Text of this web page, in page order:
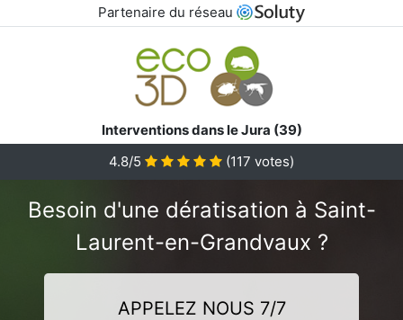
Partenaire du réseau
Interventions dans le Jura (39)
4.8/5 (117 votes)
Besoin d'une dératisation à Saint-
Laurent-en-Grandvaux ?
APPELEZ NOUS 7/7